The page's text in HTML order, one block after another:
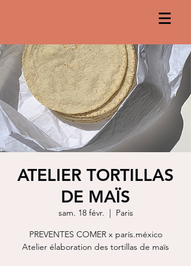
ATELIER TORTILLAS
DE MAÏS
sam. 18 févr.
  |
Paris
PREVENTES COMER x parís.méxico
Atelier élaboration des tortillas de maïs